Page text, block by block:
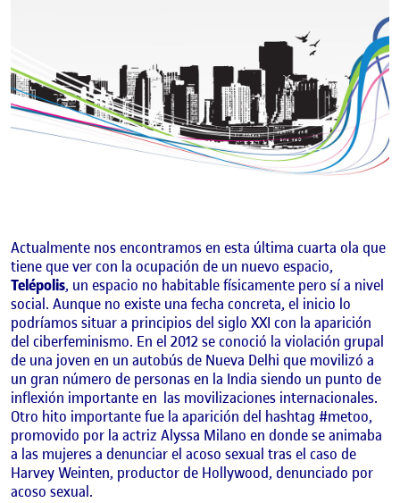
Actualmente nos encontramos en esta última cuarta ola que
tiene que ver con la ocupación de un nuevo espacio,
Telépolis, un espacio no habitable físicamente pero sí a nivel
social. Aunque no existe una fecha concreta, el inicio lo
podríamos situar a principios del siglo XXI con la aparición
del ciberfeminismo. En el 2012 se conoció la violación grupal
de una joven en un autobús de Nueva Delhi que movilizó a
un gran número de personas en la India siendo un punto de
inflexión importante en las movilizaciones internacionales.
Otro hito importante fue la aparición del hashtag #metoo,
promovido por la actriz Alyssa Milano en donde se animaba
a las mujeres a denunciar el acoso sexual tras el caso de
Harvey Weinten, productor de Hollywood, denunciado por
acoso sexual.